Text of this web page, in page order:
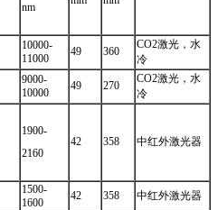
nm
10000‐
11000
49 360
CO2激光，水
冷
9000‐
10000
49 270
CO2激光，水
冷
1900-
2160
42 358 中红外激光器
1500‐
1600
42 358 中红外激光器